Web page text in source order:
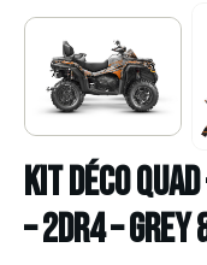
Kit déco Quad
– 2DR4 – GREY